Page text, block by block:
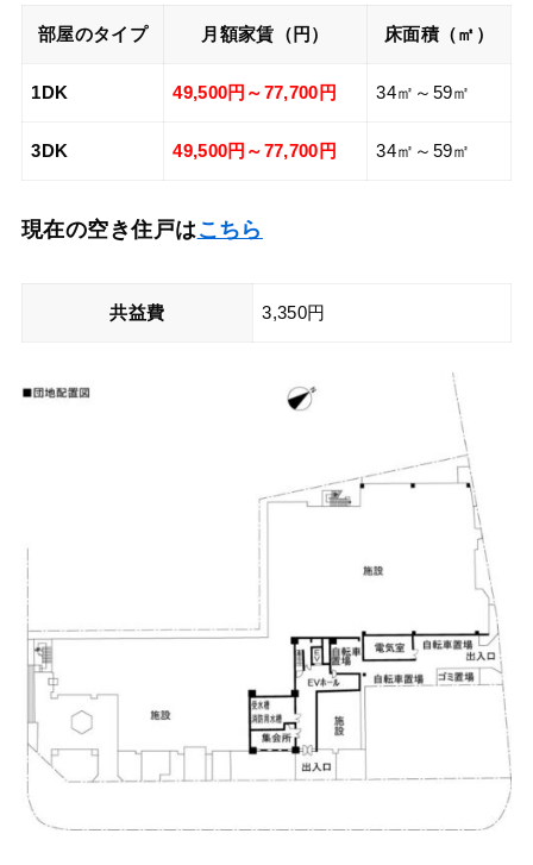
部屋のタイプ 月額家賃（円） 床面積（㎡）
1DK 49,500円～77,700円 34㎡～59㎡
3DK 49,500円～77,700円 34㎡～59㎡
現在の空き住戸は こちら
共益費 3,350円